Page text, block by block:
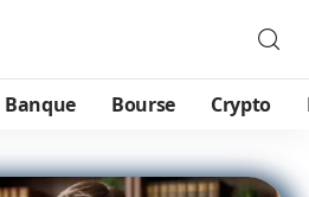
Banque Bourse Crypto